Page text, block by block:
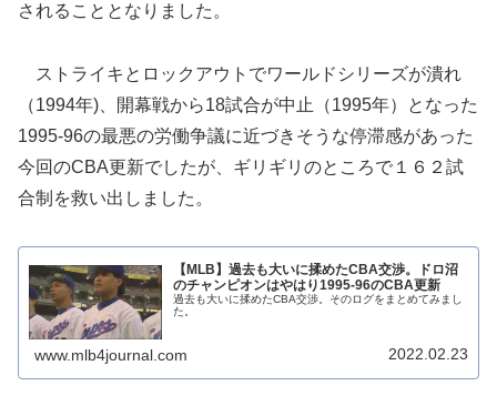
されることとなりました。
ストライキとロックアウトでワールドシリーズが潰れ
（1994年)、開幕戦から18試合が中止（1995年）となった
1995-96の最悪の労働争議に近づきそうな停滞感があった
今回のCBA更新でしたが、ギリギリのところで１６２試
合制を救い出しました。
【MLB】過去も大いに揉めたCBA交渉。ドロ沼
のチャンピオンはやはり1995-96のCBA更新
過去も大いに揉めたCBA交渉。そのログをまとめてみまし
た。
www.mlb4journal.com 2022.02.23